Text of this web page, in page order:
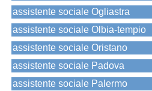
assistente sociale Ogliastra
assistente sociale Olbia-tempio
assistente sociale Oristano
assistente sociale Padova
assistente sociale Palermo